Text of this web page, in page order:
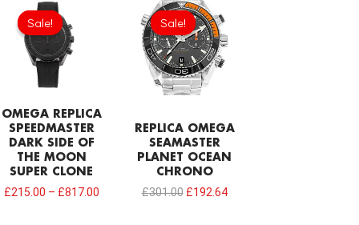
Sale!
Sale!
OMEGA REPLICA
SPEEDMASTER
DARK SIDE OF
THE MOON
SUPER CLONE
£215.00 – £817.00
Sale!
Sale!
REPLICA OMEGA
SEAMASTER
PLANET OCEAN
CHRONO
£301.00
price
was:
£301.00.
£192.64
£192.64.